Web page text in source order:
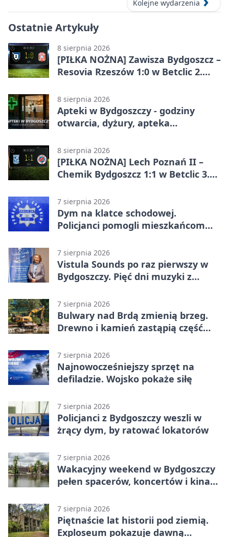
Kolejne wydarzenia
Ostatnie Artykuły
8 sierpnia 2026
[PIŁKA NOŻNA] Zawisza Bydgoszcz –
Resovia Rzeszów 1:0 w Betclic 2.
8 sierpnia 2026
Apteki w Bydgoszczy - godziny
otwarcia, dyżury, apteka
8 sierpnia 2026
[PIŁKA NOŻNA] Lech Poznań II –
Chemik Bydgoszcz 1:1 w Betclic 3.
Bydgoszczanie wywieźli punkt z
Wronek
7 sierpnia 2026
Dym na klatce schodowej.
Policjanci pomogli mieszkańcom
7 sierpnia 2026
Vistula Sounds po raz pierwszy w
Bydgoszczy. Pięć dni muzyki z
7 sierpnia 2026
Bulwary nad Brdą zmienią brzeg.
Drewno i kamień zastąpią część
7 sierpnia 2026
Najnowocześniejszy sprzęt na
defiladzie. Wojsko pokaże siłę
7 sierpnia 2026
Policjanci z Bydgoszczy weszli w
żrący dym, by ratować lokatorów
7 sierpnia 2026
Wakacyjny weekend w Bydgoszczy
pełen spacerów, koncertów i kina
7 sierpnia 2026
Piętnaście lat historii pod ziemią.
Exploseum pokazuje dawną